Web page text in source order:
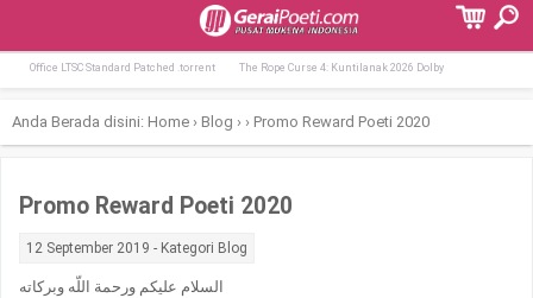
Office LTSC Standard Patched .tоrrеnt The Rope Curse 4: Kuntilanak 2026 Dolby
Anda Berada disini: Home › Blog › › Promo Reward Poeti 2020
Promo Reward Poeti 2020
12 September 2019 - Kategori Blog
السلام عليكم ورحمة اللّه وبركاته